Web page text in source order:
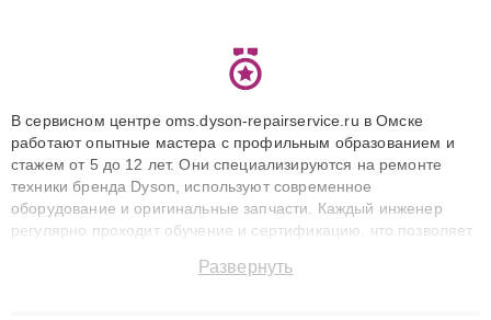
В сервисном центре oms.dyson-repairservice.ru в Омске
работают опытные мастера с профильным образованием и
стажем от 5 до 12 лет. Они специализируются на ремонте
техники бренда Dyson, используют современное
оборудование и оригинальные запчасти. Каждый инженер
регулярно проходит обучение и сертификацию, что позволяет
технику с сохранением гарантии до 3 лет. Наши мастера
Развернуть